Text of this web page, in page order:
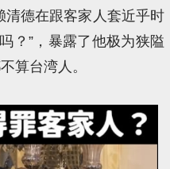
清德在跟客家人套近乎时
？”，暴露了他极为狭隘
算台湾人。